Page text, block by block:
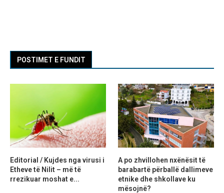
POSTIMET E FUNDIT
Editorial / Kujdes nga virusi i
Etheve të Nilit – më të
rrezikuar moshat e...
A po zhvillohen nxënësit të
barabartë përballë dallimeve
etnike dhe shkollave ku
mësojnë?